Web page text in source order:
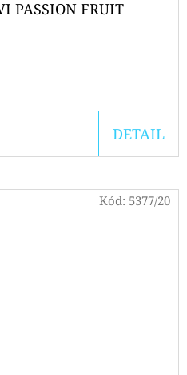
PASSION FRUIT
DETAIL
Kód: 5377/20